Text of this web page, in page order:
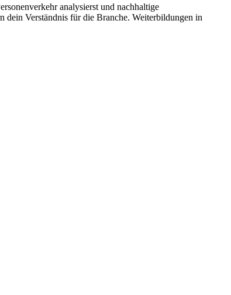
analysierst und nachhaltige
dein Verständnis für die Branche. Weiterbildungen in